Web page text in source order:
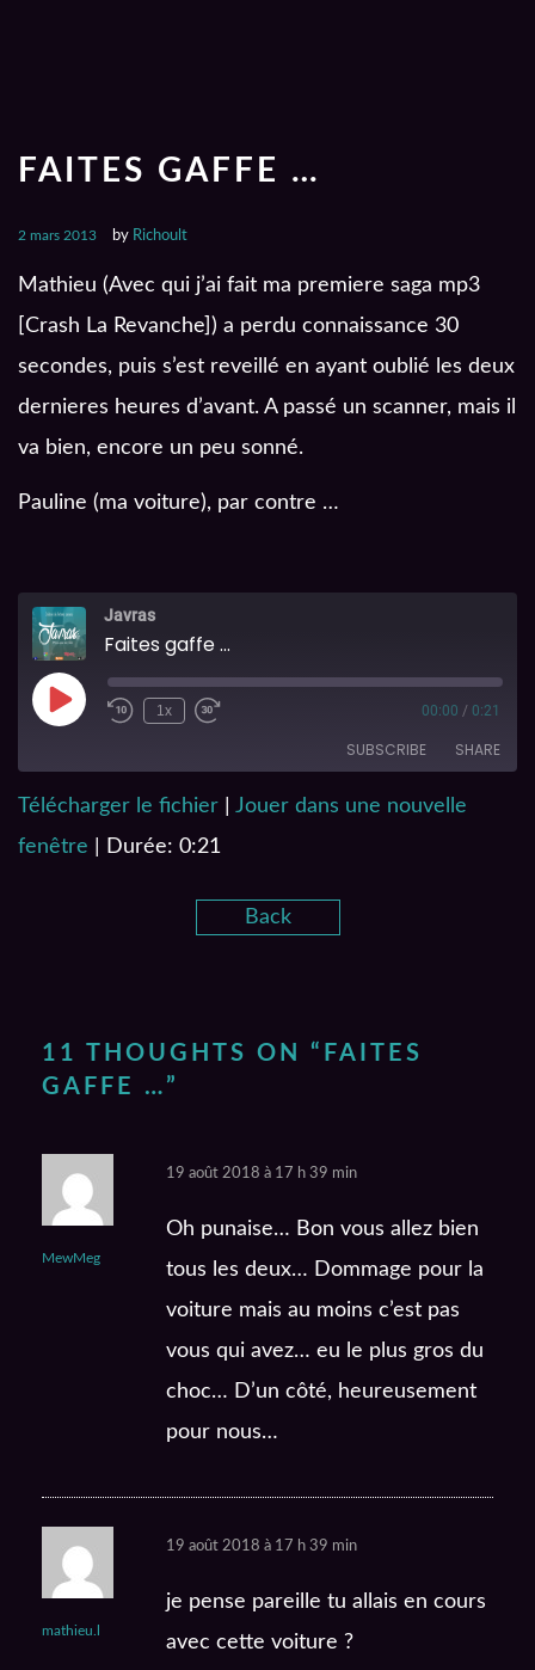
FAITES GAFFE …
2 mars 2013 by Richoult
Mathieu (Avec qui j’ai fait ma premiere saga mp3
[Crash La Revanche]) a perdu connaissance 30
secondes, puis s’est reveillé en ayant oublié les deux
dernieres heures d’avant. A passé un scanner, mais il
va bien, encore un peu sonné.
Pauline (ma voiture), par contre …
Javras
Faites gaffe ...
1x 00:00 / 0:21
SUBSCRIBE SHARE
RSS FEED
Télécharger le fichier
Jouer dans une nouvelle
fenêtre
Durée: 0:21
Back
11 THOUGHTS ON “ FAITES
GAFFE … ”
MewMeg
19 août 2018 à 17 h 39 min
Oh punaise… Bon vous allez bien
tous les deux… Dommage pour la
voiture mais au moins c’est pas
vous qui avez… eu le plus gros du
choc… D’un côté, heureusement
pour nous…
mathieu.l
19 août 2018 à 17 h 39 min
je pense pareille tu allais en cours
avec cette voiture ?